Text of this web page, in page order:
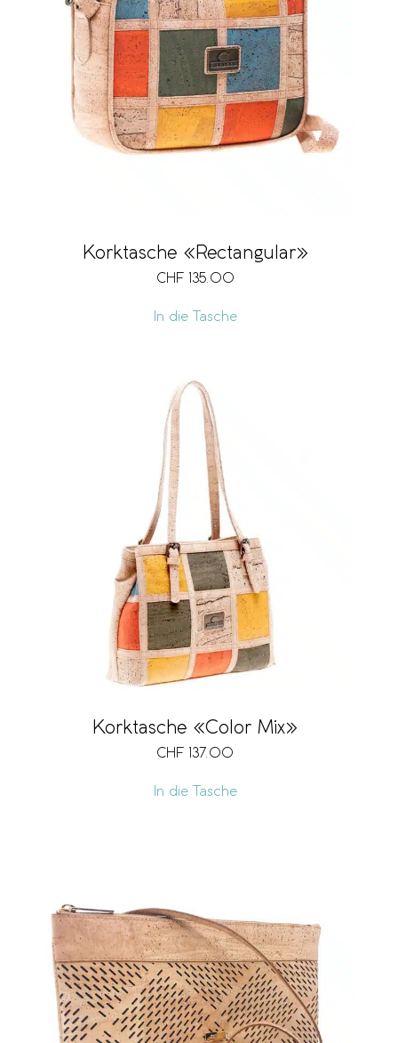
Korktasche «Rectangular»
CHF 135.00
In die Tasche
Korktasche «Color Mix»
CHF 137.00
In die Tasche